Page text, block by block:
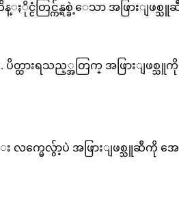
င္က်န္ရစ္ခဲ့ေသာ အဖြားျဖစ္သူ
ရသည့္အတြက္ အဖြားျဖစ္သူကိုစို
လွ်ာ့ပဲ အဖြားျဖစ္သူဆီကို အေရာ